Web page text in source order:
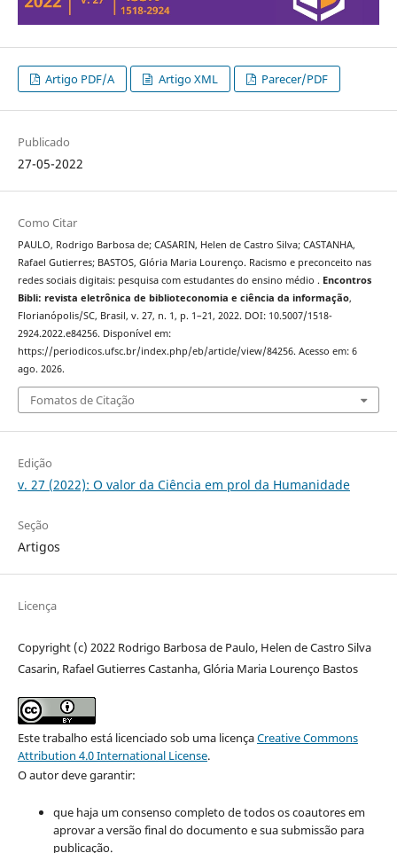
Artigo PDF/A Artigo XML Parecer/PDF
Publicado
27-05-2022
Como Citar
PAULO, Rodrigo Barbosa de; CASARIN, Helen de Castro Silva; CASTANHA,
Rafael Gutierres; BASTOS, Glória Maria Lourenço. Racismo e preconceito nas
redes sociais digitais: pesquisa com estudantes do ensino médio . Encontros
Bibli: revista eletrônica de biblioteconomia e ciência da informação,
Florianópolis/SC, Brasil, v. 27, n. 1, p. 1–21, 2022. DOI: 10.5007/1518-
2924.2022.e84256. Disponível em:
https://periodicos.ufsc.br/index.php/eb/article/view/84256. Acesso em: 6
ago. 2026.
Fomatos de Citação
Edição
v. 27 (2022): O valor da Ciência em prol da Humanidade
Seção
Artigos
Licença
Copyright (c) 2022 Rodrigo Barbosa de Paulo, Helen de Castro Silva
Casarin, Rafael Gutierres Castanha, Glória Maria Lourenço Bastos
Este trabalho está licenciado sob uma licençaCreative Commons
Attribution 4.0 International License.
O autor deve garantir:
que haja um consenso completo de todos os coautores em
aprovar a versão final do documento e sua submissão para
publicação.